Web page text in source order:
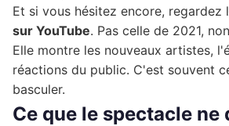
Et si vous hésitez encore, regardez
sur YouTube. Pas celle de 2021,
Elle montre les nouveaux artistes,
réactions du public. C'est souvent
basculer.
Ce que le spectacle ne